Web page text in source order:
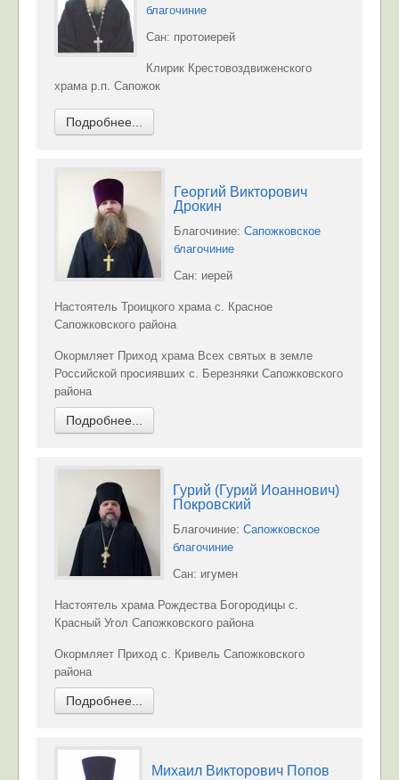
благочиние
Сан: протоиерей
Клирик Крестовоздвиженского
храма р.п. Сапожок
Подробнее...
Георгий Викторович
Дрокин
Благочиние: Сапожковское
благочиние
Сан: иерей
Настоятель Троицкого храма с. Красное
Сапожковского района
Окормляет Приход храма Всех святых в земле
Российской просиявших с. Березняки Сапожковского
района
Подробнее...
Гурий (Гурий Иоаннович)
Покровский
Благочиние: Сапожковское
благочиние
Сан: игумен
Настоятель храма Рождества Богородицы с.
Красный Угол Сапожковского района
Окормляет Приход с. Кривель Сапожковского
района
Подробнее...
Михаил Викторович Попов